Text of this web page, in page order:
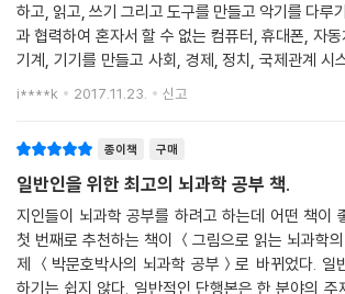
하고, 읽고, 쓰기 그리고 도구를 만들고 악기를 다루
과 협력하여 혼자서 할 수 없는 컴퓨터, 휴대폰, 자
기계, 기기를 만들고 사회, 경제, 정치, 국제관계 시
최근 컴퓨터와 통신, 반도체 기술 발달로 인간 지능
i****k 2017.11.23. 신고
종이책 구매
일반인을 위한 최고의 뇌과학 공부 책.
지인들이 뇌과학 공부를 하려고 하는데 어떤 책이
첫 번째로 추천하는 책이 ＜그림으로 읽는 뇌과학
제 ＜박문호박사의 뇌과학 공부＞로 바뀌었다. 일
하기는 쉽지 않다. 일반적인 단행본은 한 분야의 주